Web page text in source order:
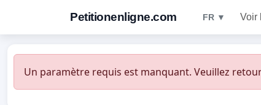
Petitionenligne.com FR ▼ Voir
Un paramètre requis est manquant. Veuillez